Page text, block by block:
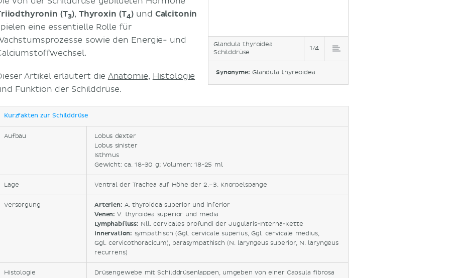
Glandula thyroidea
Schilddrüse
1/4
Synonyme: Glandula thyreoidea
(T3), Thyroxin (T4) und Calcitonin
eine essentielle Rolle für
sowie den Energie- und
Artikel erläutert die Anatomie, Histologie
Funktion der Schilddrüse.
Kurzfakten zur Schilddrüse
Aufbau
Lobus dexter
Lobus sinister
Isthmus
Gewicht: ca. 18-30 g; Volumen: 18-25 ml
Lage Ventral der Trachea auf Höhe der 2.–3. Knorpelspange
Versorgung Arterien: A. thyroidea superior und inferior
Venen: V. thyroidea superior und media
Lymphabfluss: Nll. cervicales profundi der Jugularis-Interna-Kette
Innervation: sympathisch (Ggl. cervicale superius, Ggl. cervicale medius,
Ggl. cervicothoracicum), parasympathisch (N. laryngeus superior, N. laryngeus
recurrens)
Histologie
Drüsengewebe mit Schilddrüsenlappen, umgeben von einer Capsula fibrosa